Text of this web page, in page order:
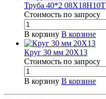
Труба 40*2 08Х18Н10Т
Стоимость по запросу
В корзину В корзине
Круг 30 мм 20Х13
Стоимость по запросу
В корзину В корзине